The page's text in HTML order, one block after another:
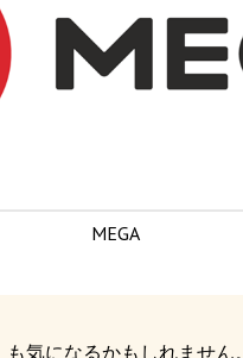
MEGA
も気になるかもしれません。